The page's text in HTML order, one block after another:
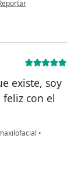
existe, soy
con el
•